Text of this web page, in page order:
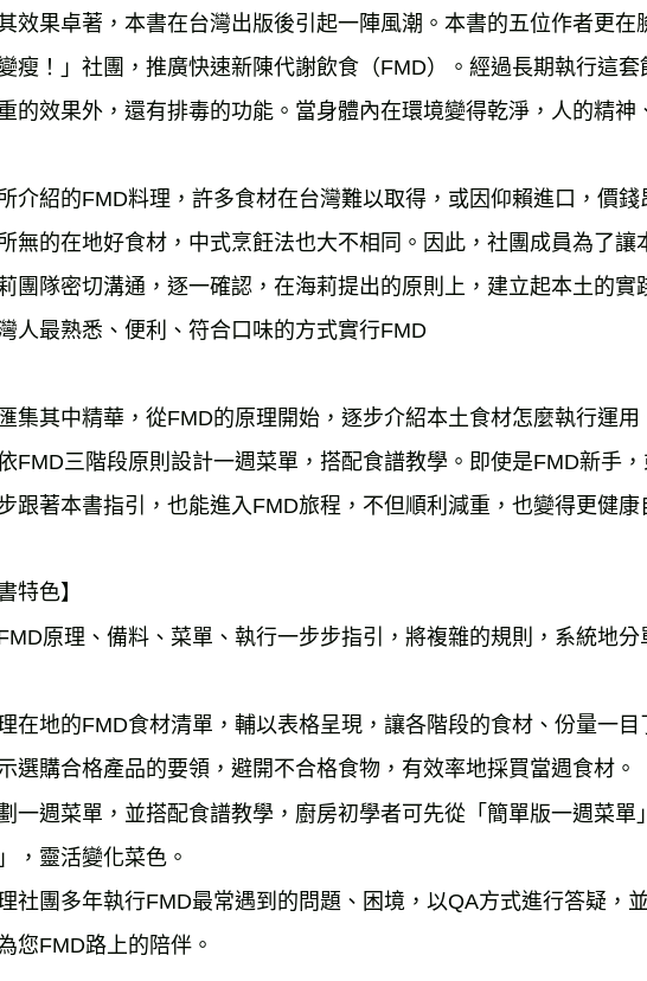
效果卓著，本書在台灣出版後引起一陣風潮。本書的五位作者更在
瘦！」社團，推廣快速新陳代謝飲食（FMD）。經過長期執行這
的效果外，還有排毒的功能。當身體內在環境變得乾淨，人的精神
介紹的FMD料理，許多食材在台灣難以取得，或因仰賴進口，價
無的在地好食材，中式烹飪法也大不相同。因此，社團成員為了讓
團隊密切溝通，逐一確認，在海莉提出的原則上，建立起本土的實
人最熟悉、便利、符合口味的方式實行FMD
集其中精華，從FMD的原理開始，逐步介紹本土食材怎麼執行運用
FMD三階段原則設計一週菜單，搭配食譜教學。即使是FMD新手
跟著本書指引，也能進入FMD旅程，不但順利減重，也變得更健康
特色】
原理、備料、菜單、執行一步步指引，將複雜的規則，系統地分
在地的FMD食材清單，輔以表格呈現，讓各階段的食材、份量一目
選購合格產品的要領，避開不合格食物，有效率地採買當週食材。
一週菜單，並搭配食譜教學，廚房初學者可先從「簡單版一週菜單
，靈活變化菜色。
社團多年執行FMD最常遇到的問題、困境，以QA方式進行答疑，
您FMD路上的陪伴。